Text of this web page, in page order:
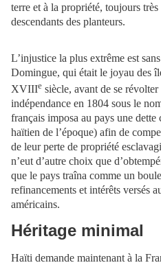
terre et à la propriété, toujours
descendants des planteurs.
L’injustice la plus extrême est
Domingue, qui était le joyau des
XVIIIe siècle, avant de se
indépendance en 1804 sous le
français imposa au pays une
haïtien de l’époque) afin de
de leur perte de propriété
n’eut d’autre choix que
que le pays traîna comme un
refinancements et intérêts versés
américains.
Héritage minimal
Haïti demande maintenant à la